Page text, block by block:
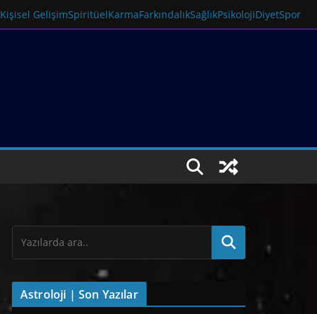
Kişisel GelişimSpiritüelKarmaFarkındalıkSağlıkPsikolojiDiyetSpor
Astroloji | Son Yazılar